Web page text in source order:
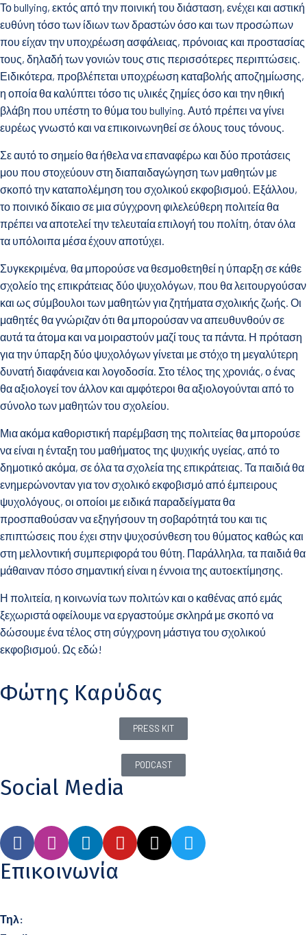
Το bullying, εκτός από την ποινική του διάσταση, ενέχει και αστική
ευθύνη τόσο των ίδιων των δραστών όσο και των προσώπων
που είχαν την υποχρέωση ασφάλειας, πρόνοιας και προστασίας
τους, δηλαδή των γονιών τους στις περισσότερες περιπτώσεις.
Ειδικότερα, προβλέπεται υποχρέωση καταβολής αποζημίωσης,
η οποία θα καλύπτει τόσο τις υλικές ζημίες όσο και την ηθική
βλάβη που υπέστη το θύμα του bullying. Αυτό πρέπει να γίνει
ευρέως γνωστό και να επικοινωνηθεί σε όλους τους τόνους.
Σε αυτό το σημείο θα ήθελα να επαναφέρω και δύο προτάσεις
μου που στοχεύουν στη διαπαιδαγώγηση των μαθητών με
σκοπό την καταπολέμηση του σχολικού εκφοβισμού. Εξάλλου,
το ποινικό δίκαιο σε μια σύγχρονη φιλελεύθερη πολιτεία θα
πρέπει να αποτελεί την τελευταία επιλογή του πολίτη, όταν όλα
τα υπόλοιπα μέσα έχουν αποτύχει.
Συγκεκριμένα, θα μπορούσε να θεσμοθετηθεί η ύπαρξη σε κάθε
σχολείο της επικράτειας δύο ψυχολόγων, που θα λειτουργούσαν
και ως σύμβουλοι των μαθητών για ζητήματα σχολικής ζωής. Οι
μαθητές θα γνώριζαν ότι θα μπορούσαν να απευθυνθούν σε
αυτά τα άτομα και να μοιραστούν μαζί τους τα πάντα. Η πρόταση
για την ύπαρξη δύο ψυχολόγων γίνεται με στόχο τη μεγαλύτερη
δυνατή διαφάνεια και λογοδοσία. Στο τέλος της χρονιάς, ο ένας
θα αξιολογεί τον άλλον και αμφότεροι θα αξιολογούνται από το
σύνολο των μαθητών του σχολείου.
Μια ακόμα καθοριστική παρέμβαση της πολιτείας θα μπορούσε
να είναι η ένταξη του μαθήματος της ψυχικής υγείας, από το
δημοτικό ακόμα, σε όλα τα σχολεία της επικράτειας. Τα παιδιά θα
ενημερώνονταν για τον σχολικό εκφοβισμό από έμπειρους
ψυχολόγους, οι οποίοι με ειδικά παραδείγματα θα
προσπαθούσαν να εξηγήσουν τη σοβαρότητά του και τις
επιπτώσεις που έχει στην ψυχοσύνθεση του θύματος καθώς και
στη μελλοντική συμπεριφορά του θύτη. Παράλληλα, τα παιδιά θα
μάθαιναν πόσο σημαντική είναι η έννοια της αυτοεκτίμησης.
Η πολιτεία, η κοινωνία των πολιτών και ο καθένας από εμάς
ξεχωριστά οφείλουμε να εργαστούμε σκληρά με σκοπό να
δώσουμε ένα τέλος στη σύγχρονη μάστιγα του σχολικού
εκφοβισμού. Ως εδώ!
Φώτης Καρύδας
PRESS KIT
PODCAST
Social Media
Επικοινωνία
Τηλ: